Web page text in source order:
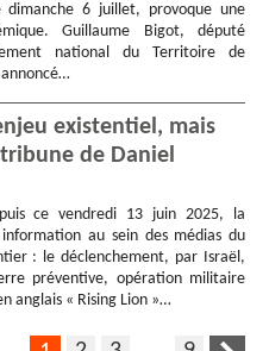
dimanche 6 juillet, provoque une
Guillaume Bigot, député
national du Territoire de
existentiel, mais
de Daniel
ce vendredi 13 juin 2025, la
au sein des médias du
: le déclenchement, par Israël,
préventive, opération militaire
anglais « Rising Lion »…